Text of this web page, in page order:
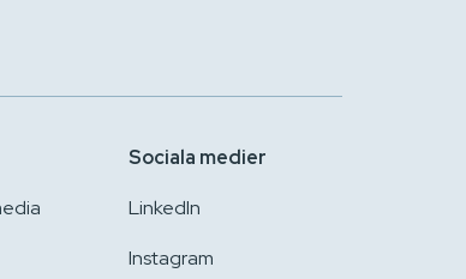
Sociala medier
LinkedIn
Instagram